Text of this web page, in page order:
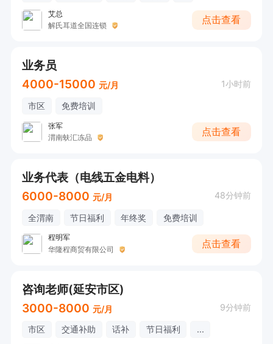
艾总
解氏耳道全国连锁
点击查看
业务员
4000-15000 元/月 1小时前
市区 免费培训
张军
渭南蚨汇冻品
点击查看
业务代表（电线五金电料）
6000-8000 元/月 48分钟前
全渭南 节日福利 年终奖 免费培训
程明军
华隆程商贸有限公司
点击查看
咨询老师(延安市区)
3000-8000 元/月 9分钟前
市区 交通补助 话补 节日福利 ...